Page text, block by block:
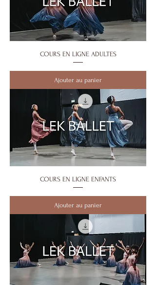
COURS EN LIGNE ADULTES
Ajouter au panier
COURS EN LIGNE ENFANTS
Ajouter au panier